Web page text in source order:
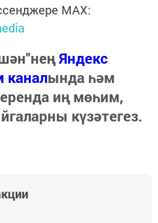
MАХ:
Яндекс
каналында һәм
иң мөһим,
күзәтегез.